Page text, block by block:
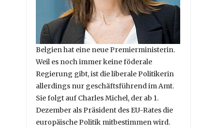
Belgien hat eine neue Premierministerin.
Weil es noch immer keine föderale
Regierung gibt, ist die liberale Politikerin
allerdings nur geschäftsführend im Amt.
Sie folgt auf Charles Michel, der ab 1.
Dezember als Präsident des EU-Rates die
europäische Politik mitbestimmen wird.